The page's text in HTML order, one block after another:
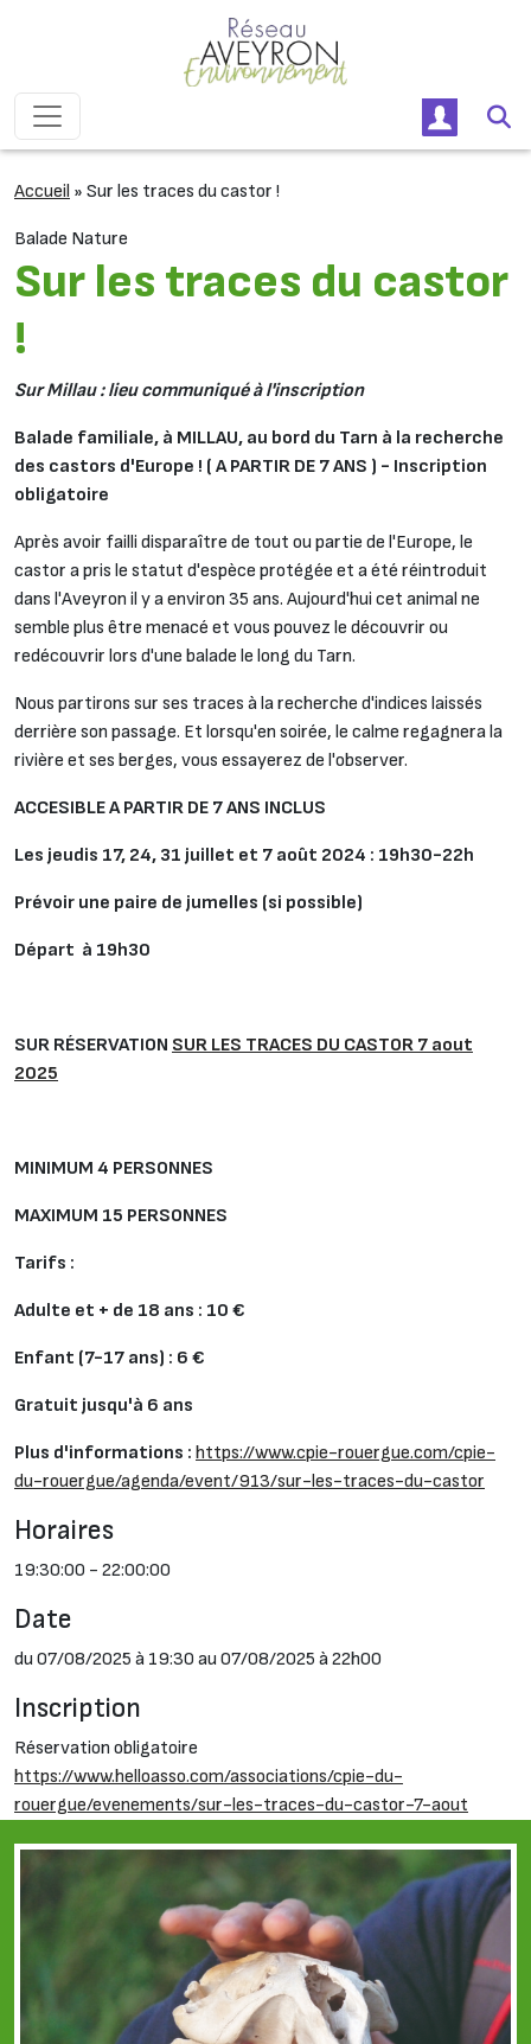
Navigation principale
Accueil » Sur les traces du castor !
Balade Nature
Sur les traces du castor
!
Sur Millau : lieu communiqué à l'inscription
Balade familiale, à MILLAU, au bord du Tarn à la recherche
des castors d'Europe ! ( A PARTIR DE 7 ANS ) - Inscription
obligatoire
Après avoir failli disparaître de tout ou partie de l'Europe, le
castor a pris le statut d'espèce protégée et a été réintroduit
dans l'Aveyron il y a environ 35 ans. Aujourd'hui cet animal ne
semble plus être menacé et vous pouvez le découvrir ou
redécouvrir lors d'une balade le long du Tarn.
Nous partirons sur ses traces à la recherche d'indices laissés
derrière son passage. Et lorsqu'en soirée, le calme regagnera la
rivière et ses berges, vous essayerez de l'observer.
ACCESIBLE A PARTIR DE 7 ANS INCLUS
Les jeudis 17, 24, 31 juillet et 7 août 2024 : 19h30-22h
Prévoir une paire de jumelles (si possible)
Départ à 19h30
SUR RÉSERVATION SUR LES TRACES DU CASTOR 7 aout
2025
MINIMUM 4 PERSONNES
MAXIMUM 15 PERSONNES
Tarifs :
Adulte et + de 18 ans : 10 €
Enfant (7-17 ans) : 6 €
Gratuit jusqu'à 6 ans
Plus d'informations : https://www.cpie-rouergue.com/cpie-
du-rouergue/agenda/event/913/sur-les-traces-du-castor
Horaires
19:30:00 - 22:00:00
Date
du 07/08/2025 à 19:30 au 07/08/2025 à 22h00
Inscription
Réservation obligatoire
https://www.helloasso.com/associations/cpie-du-
rouergue/evenements/sur-les-traces-du-castor-7-aout